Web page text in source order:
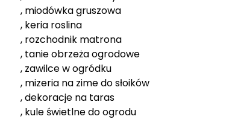
, miodówka gruszowa
, keria roslina
, rozchodnik matrona
, tanie obrzeża ogrodowe
, zawilce w ogródku
, mizeria na zime do słoików
, dekoracje na taras
, kule świetlne do ogrodu